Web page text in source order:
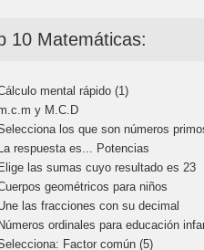
10 Matemáticas:
mental rápido (1)
y M.C.D
los que son números
respuesta es... Potencias
las sumas cuyo resultado es 23
geométricos para niños
las fracciones con su decimal
ordinales para educación
Factor común (5)